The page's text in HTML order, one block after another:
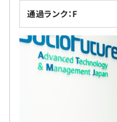
通過ランク：F